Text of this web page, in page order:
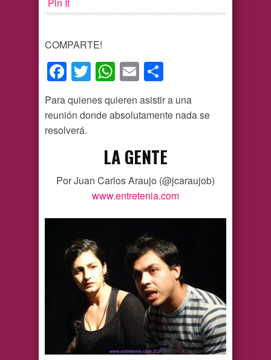
COMPARTE!
Facebook
TwitterWhatsApp
Email
Para quienes quieren asistir a una
reunión donde absolutamente nada se
resolverá.
LA GENTE
Por Juan Carlos Araujo (@jcaraujob)
www.entretenia.com